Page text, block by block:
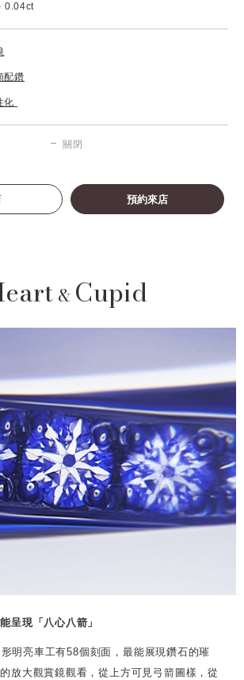
0.04ct
配鑽
化
關閉
預約來店
& Cupid
呈現「八心八箭」
明亮車工有58個刻面，最能展現鑽石的璀
放大觀賞鏡觀看，從上方可見弓箭圖樣，從